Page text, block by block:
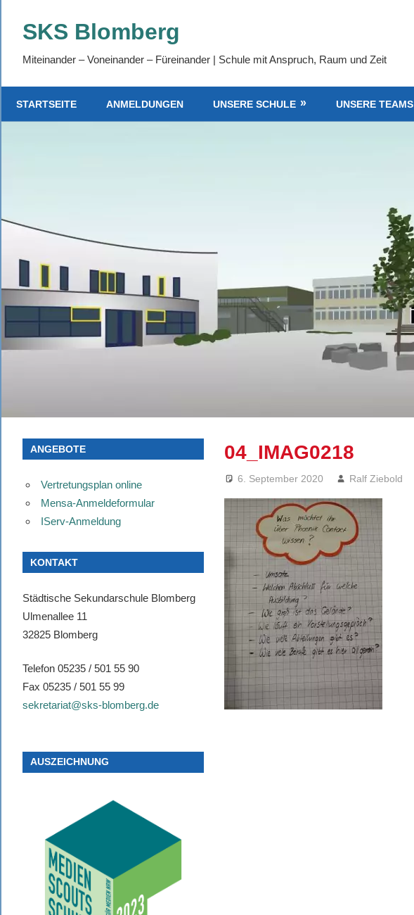
InhaltSKS Blomberg
Miteinander – Voneinander – Füreinander | Schule mit Anspruch, Raum und Zeit
STARTSEITE ANMELDUNGEN UNSERE SCHULE UNSERE TEAMS
04_IMAG0218
6. September 2020 Ralf Ziebold
ANGEBOTE
Vertretungsplan online
Mensa-Anmeldeformular
IServ-Anmeldung
KONTAKT
Städtische Sekundarschule Blomberg
Ulmenallee 11
32825 Blomberg
Telefon 05235 / 501 55 90
Fax 05235 / 501 55 99
sekretariat@sks-blomberg.de
AUSZEICHNUNG